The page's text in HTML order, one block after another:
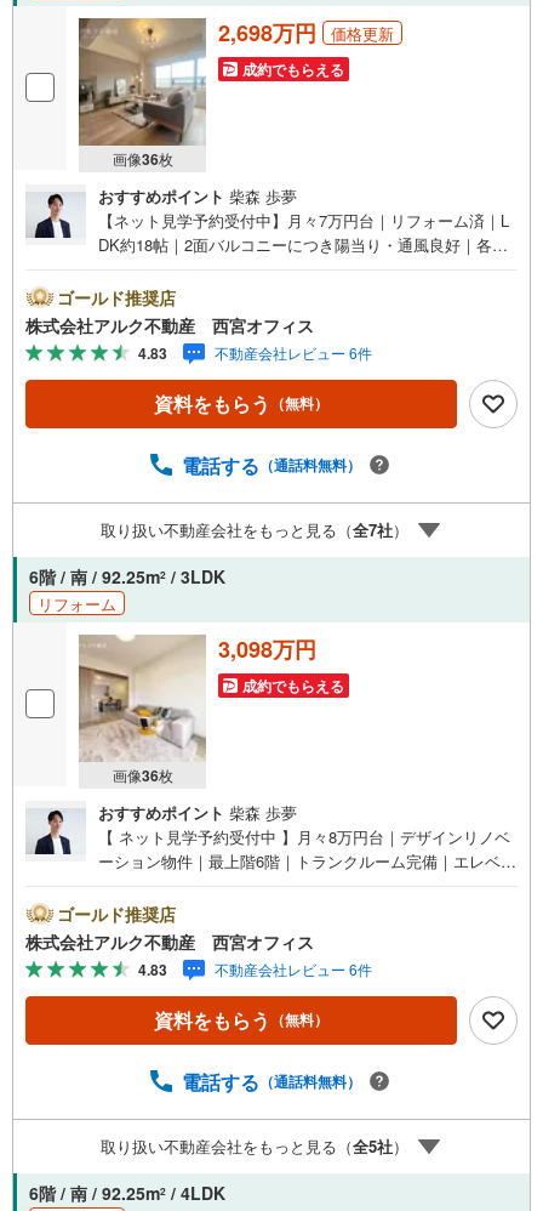
画像36枚
2,698万円 価格更新
成約でもらえる
おすすめポイント 柴森 歩夢
【ネット見学予約受付中】月々7万円台｜リフォーム済｜L
DK約18帖｜2面バルコニーにつき陽当り・通風良好｜各居
風通し良好！■リフォーム済みにつきそのままお住まいいた
だけます！■バルコニーに面した明るいリビングは18帖以
上！■令和8年4月フルリフォーム完成予定！■エレベーター
完備のマンション！【 周辺環境 】■広田小学校・・・徒歩
9分（747m）■上ケ原中学校・・・徒歩23分（1846m）■コ
ープミニあたご山・・・徒歩6分（490m）【 アルク不動産
舗を構えております。掲載中の物件に限らず、阪神間エリ
やおむつ替えスペースも完備しており、お子さま連れでも
安心してご来店いただけます。住宅ローンに強く、事前審
査のサポートや金融機関のご提案、お客様一人ひとりに合
わせた無理のない資金計画のご提案までトータルでサポー
トいたします。ローンに不安のある方もお気軽にご相談く
ださい。
ゴールド推奨店
株式会社アルク不動産 西宮オフィス
4.83 不動産会社レビュー 6件
資料をもらう （無料）
電話する （通話料無料）
取り扱い不動産会社をもっと見る（全7社）
6階 / 南 / 92.25m2 / 3LDK
リフォーム
画像36枚
3,098万円
成約でもらえる
おすすめポイント 柴森 歩夢
【 ネット見学予約受付中 】月々8万円台｜デザインリノベ
ーション物件｜最上階6階｜トランクルーム完備｜エレベー
ーター完備！■陽当り・風通し良好・眺望良好！■デザイン
リノベーション！【リフォーム内容（2025年8月完成）】
＜水回り＞システムキッチン/ユニットバス/トイレ/洗面化
粧台＜内装＞全室クロス貼替/フローリング貼替【 周辺環境
】■広田小学校・・・徒歩9分（747m）■上ケ原中学
校・・・徒歩23分（1846m）【 アルク不動産について 】
おります。掲載中の物件に限らず、阪神間エリアを中心に
えスペースも完備しており、お子さま連れでも安心してご
来店いただけます。住宅ローンに強く、事前審査のサポー
トや金融機関のご提案、お客様一人ひとりに合わせた無理
のない資金計画のご提案までトータルでサポートいたしま
ゴールド推奨店
株式会社アルク不動産 西宮オフィス
4.83 不動産会社レビュー 6件
資料をもらう （無料）
電話する （通話料無料）
取り扱い不動産会社をもっと見る（全5社）
6階 / 南 / 92.25m2 / 4LDK